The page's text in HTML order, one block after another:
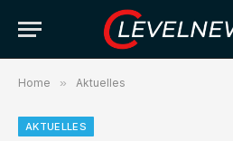
Home » Aktuelles
AKTUELLES